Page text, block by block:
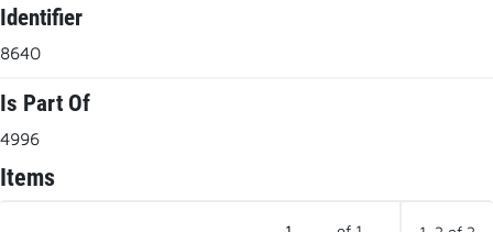
Identifier
8640
Is Part Of
4996
Items